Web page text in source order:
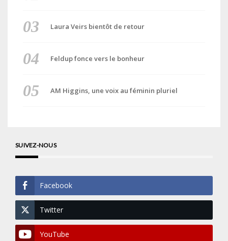
Laura Veirs bientôt de retour
Feldup fonce vers le bonheur
AM Higgins, une voix au féminin pluriel
SUIVEZ-NOUS
Facebook
Twitter
YouTube